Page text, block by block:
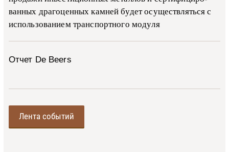
ван­ных дра­го­цен­ных ка­м­ней бу­дет осу­ще­ств­лять­ся с
ис­поль­зо­ва­ни­ем тран­с­пор­т­но­го мо­ду­ля
Отчет De Beers
Лента событий